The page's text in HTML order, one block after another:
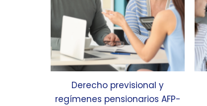
Derecho previsional y
regímenes pensionarios AFP-